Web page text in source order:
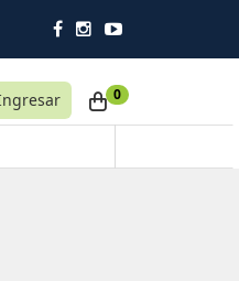
la higiene
0